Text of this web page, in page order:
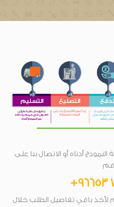
أدناه أو الاتصال بنا على
+96653
لأخذ باقي تفاصيل الطلب خلال